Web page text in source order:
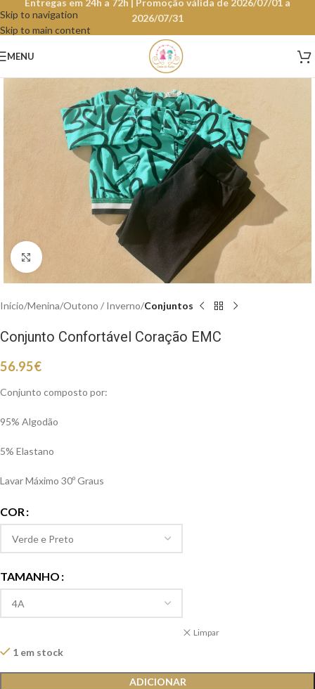
Skip to navigation
Skip to main content
Entregas em 24h a 72h | Promoção válida de 2026/07/01 a
2026/07/31
MENU
Clique para aumentar
Início Menina Outono / Inverno Conjuntos
Conjunto Confortável Coração EMC
56.95€
Conjunto composto por:
95% Algodão
5% Elastano
Lavar Máximo 30º Graus
COR
TAMANHO
Limpar
1 em stock
ADICIONAR